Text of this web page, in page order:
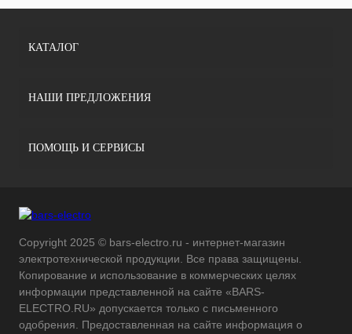
КАТАЛОГ
НАШИ ПРЕДЛОЖЕНИЯ
ПОМОЩЬ И СЕРВИСЫ
Copyright 2025 © bars-electro.ru - интернет-магазин
электротехнической продукции. Все права защищены.
Копирование и использование в коммерческих целях
информации представленной на сайте «BARS-
ELECTRO.RU» допускается только с письменного
одобрения. Предоставленная на сайте информация о